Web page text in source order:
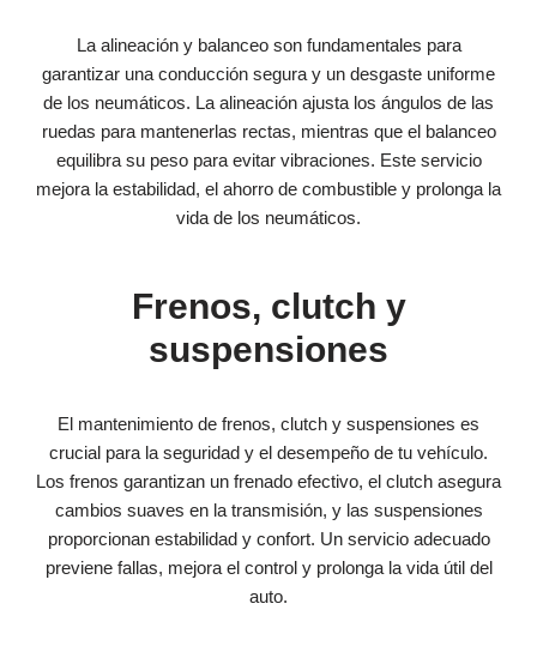
La alineación y balanceo son fundamentales para
garantizar una conducción segura y un desgaste uniforme
de los neumáticos. La alineación ajusta los ángulos de las
ruedas para mantenerlas rectas, mientras que el balanceo
equilibra su peso para evitar vibraciones. Este servicio
mejora la estabilidad, el ahorro de combustible y prolonga la
vida de los neumáticos.
Frenos, clutch y
suspensiones
El mantenimiento de frenos, clutch y suspensiones es
crucial para la seguridad y el desempeño de tu vehículo.
Los frenos garantizan un frenado efectivo, el clutch asegura
cambios suaves en la transmisión, y las suspensiones
proporcionan estabilidad y confort. Un servicio adecuado
previene fallas, mejora el control y prolonga la vida útil del
auto.